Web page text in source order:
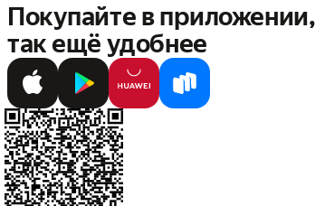
Покупайте в приложении,
так ещё удобнее